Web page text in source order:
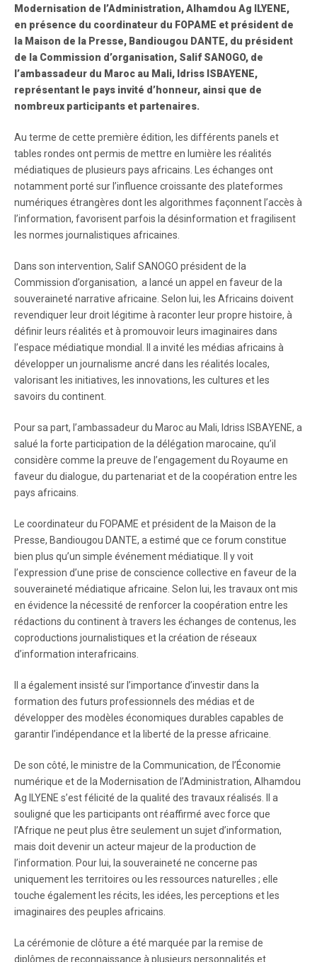
Modernisation de l’Administration, Alhamdou Ag ILYENE,
en présence du coordinateur du FOPAME et président de
la Maison de la Presse, Bandiougou DANTE, du président
de la Commission d’organisation, Salif SANOGO, de
l’ambassadeur du Maroc au Mali, Idriss ISBAYENE,
représentant le pays invité d’honneur, ainsi que de
nombreux participants et partenaires.
Au terme de cette première édition, les différents panels et
tables rondes ont permis de mettre en lumière les réalités
médiatiques de plusieurs pays africains. Les échanges ont
notamment porté sur l’influence croissante des plateformes
numériques étrangères dont les algorithmes façonnent l’accès à
l’information, favorisent parfois la désinformation et fragilisent
les normes journalistiques africaines.
Dans son intervention, Salif SANOGO président de la
Commission d’organisation, a lancé un appel en faveur de la
souveraineté narrative africaine. Selon lui, les Africains doivent
revendiquer leur droit légitime à raconter leur propre histoire, à
définir leurs réalités et à promouvoir leurs imaginaires dans
l’espace médiatique mondial. Il a invité les médias africains à
développer un journalisme ancré dans les réalités locales,
valorisant les initiatives, les innovations, les cultures et les
savoirs du continent.
Pour sa part, l’ambassadeur du Maroc au Mali, Idriss ISBAYENE, a
salué la forte participation de la délégation marocaine, qu’il
considère comme la preuve de l’engagement du Royaume en
faveur du dialogue, du partenariat et de la coopération entre les
pays africains.
Le coordinateur du FOPAME et président de la Maison de la
Presse, Bandiougou DANTE, a estimé que ce forum constitue
bien plus qu’un simple événement médiatique. Il y voit
l’expression d’une prise de conscience collective en faveur de la
souveraineté médiatique africaine. Selon lui, les travaux ont mis
en évidence la nécessité de renforcer la coopération entre les
rédactions du continent à travers les échanges de contenus, les
coproductions journalistiques et la création de réseaux
d’information interafricains.
Il a également insisté sur l’importance d’investir dans la
formation des futurs professionnels des médias et de
développer des modèles économiques durables capables de
garantir l’indépendance et la liberté de la presse africaine.
De son côté, le ministre de la Communication, de l’Économie
numérique et de la Modernisation de l’Administration, Alhamdou
Ag ILYENE s’est félicité de la qualité des travaux réalisés. Il a
souligné que les participants ont réaffirmé avec force que
l’Afrique ne peut plus être seulement un sujet d’information,
mais doit devenir un acteur majeur de la production de
l’information. Pour lui, la souveraineté ne concerne pas
uniquement les territoires ou les ressources naturelles ; elle
touche également les récits, les idées, les perceptions et les
imaginaires des peuples africains.
La cérémonie de clôture a été marquée par la remise de
diplômes de reconnaissance à plusieurs personnalités et